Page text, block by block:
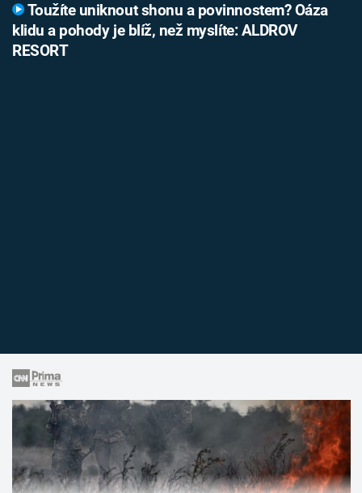
Toužíte uniknout shonu a povinnostem? Oáza
klidu a pohody je blíž, než myslíte: ALDROV
RESORT